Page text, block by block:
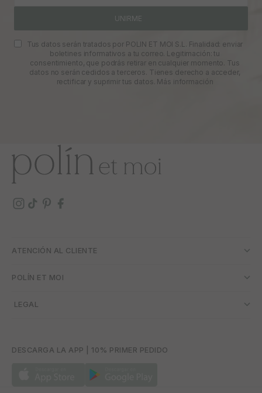
UNIRME
Tus datos serán tratados por POLIN ET MOI S.L. Finalidad: enviar
boletines informativos a tu correo. Legitimación: tu
consentimiento, que podrás retirar en cualquier momento. Tus
datos no serán cedidos a terceros. Tienes derecho a acceder,
rectificar y suprimir tus datos. Más información
ATENCIÓN AL CLIENTE
POLÍN ET MOI
­ LEGAL
DESCARGA LA APP | 10% PRIMER PEDIDO